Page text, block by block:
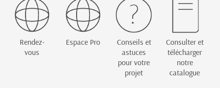
Rendez-
vous
Espace Pro
Conseils et
astuces
pour votre
projet
Consulter et
télécharger
notre
catalogue